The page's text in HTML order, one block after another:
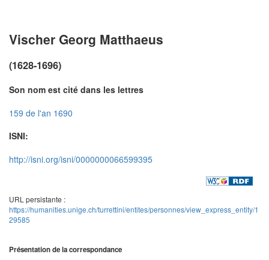
Vischer Georg Matthaeus
(1628-1696)
Son nom est cité dans les lettres
159 de l'an 1690
ISNI:
http://isni.org/isni/0000000066599395
URL persistante :
https://humanities.unige.ch/turrettini/entites/personnes/view_express_entity/1
29585
Présentation de la correspondance